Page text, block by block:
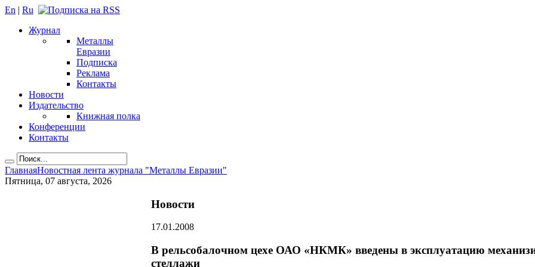
En | Ru
Журнал
Металлы
Евразии
Подписка
Реклама
Контакты
Новости
Издательство
Книжная полка
Конференции
Контакты
ГлавнаяНовостная лента журнала "Металлы Евразии"
Пятница, 07 августа, 2026
Новости
17.01.2008
В рельсобалочном цехе ОАО «НКМК» введены в эксплуатацию
стеллажи